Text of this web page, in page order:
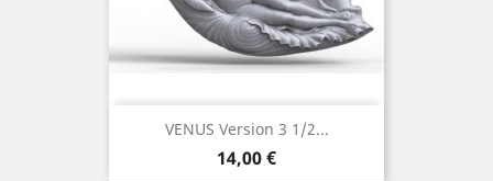
VENUS Version 3 1/2...
Prix
14,00 €